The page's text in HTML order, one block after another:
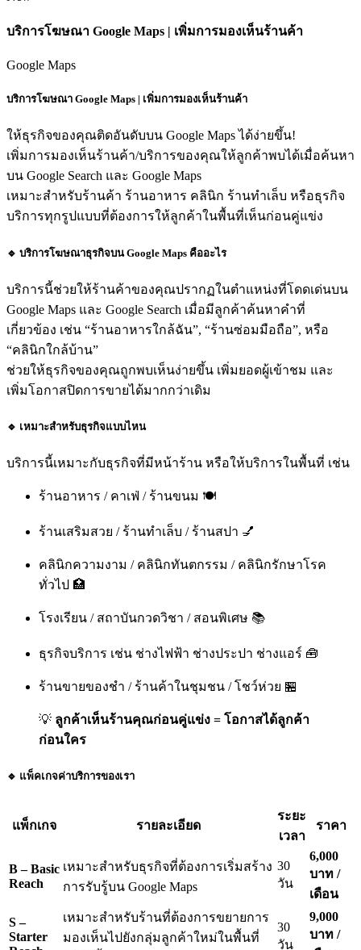
บริการโฆษณา Google Maps | เพิ่มการมองเห็นร้านค้า
Google Maps
บริการโฆษณา Google Maps | เพิ่มการมองเห็นร้านค้า
ให้ธุรกิจของคุณติดอันดับบน Google Maps ได้ง่ายขึ้น!
เพิ่มการมองเห็นร้านค้า/บริการของคุณให้ลูกค้าพบได้เมื่อค้นหา
บน Google Search และ Google Maps
เหมาะสำหรับร้านค้า ร้านอาหาร คลินิก ร้านทำเล็บ หรือธุรกิจ
บริการทุกรูปแบบที่ต้องการให้ลูกค้าในพื้นที่เห็นก่อนคู่แข่ง
🔹 บริการโฆษณาธุรกิจบน Google Maps คืออะไร
บริการนี้ช่วยให้ร้านค้าของคุณปรากฏในตำแหน่งที่โดดเด่นบน
Google Maps และ Google Search เมื่อมีลูกค้าค้นหาคำที่
เกี่ยวข้อง เช่น “ร้านอาหารใกล้ฉัน”, “ร้านซ่อมมือถือ”, หรือ
“คลินิกใกล้บ้าน”
ช่วยให้ธุรกิจของคุณถูกพบเห็นง่ายขึ้น เพิ่มยอดผู้เข้าชม และ
เพิ่มโอกาสปิดการขายได้มากกว่าเดิม
🔹 เหมาะสำหรับธุรกิจแบบไหน
บริการนี้เหมาะกับธุรกิจที่มีหน้าร้าน หรือให้บริการในพื้นที่ เช่น
ร้านอาหาร / คาเฟ่ / ร้านขนม 🍽️
ร้านเสริมสวย / ร้านทำเล็บ / ร้านสปา 💅
คลินิกความงาม / คลินิกทันตกรรม / คลินิกรักษาโรค
ทั่วไป 🏥
โรงเรียน / สถาบันกวดวิชา / สอนพิเศษ 📚
ธุรกิจบริการ เช่น ช่างไฟฟ้า ช่างประปา ช่างแอร์ 🧰
ร้านขายของชำ / ร้านค้าในชุมชน / โชว์ห่วย 🏪
💡 ลูกค้าเห็นร้านคุณก่อนคู่แข่ง = โอกาสได้ลูกค้า
ก่อนใคร
🔹 แพ็คเกจค่าบริการของเรา
แพ็กเกจ รายละเอียด
ระยะ
เวลา
ราคา
B – Basic
Reach
เหมาะสำหรับธุรกิจที่ต้องการเริ่มสร้าง
การรับรู้บน Google Maps
30
วัน
6,000
บาท /
เดือน
S –
Starter
เหมาะสำหรับร้านที่ต้องการขยายการ
มองเห็นไปยังกลุ่มลูกค้าใหม่ในพื้นที่
30
วัน
9,000
บาท /